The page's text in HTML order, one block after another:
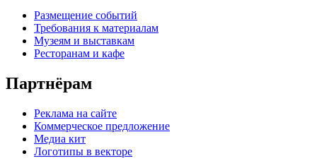
Размещение событий
Требования к материалам
Музеям и выставкам
Ресторанам и кафе
Партнёрам
Реклама на сайте
Коммерческое предложение
Медиа кит
Логотипы в векторе